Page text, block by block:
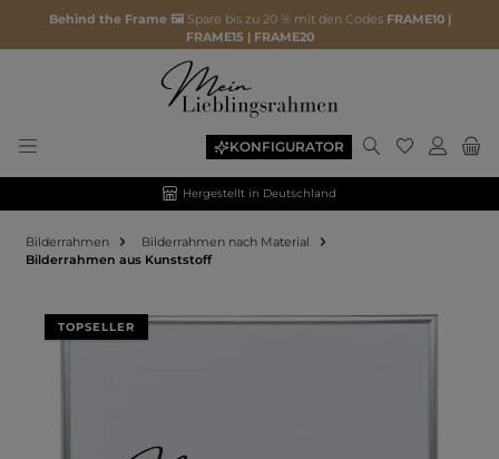
Behind the Frame 🖼️ Spare bis zu 20 % mit den Codes FRAME10 |
FRAME15 | FRAME20
KONFIGURATOR
Hergestellt in Deutschland
Bilderrahmen
Bilderrahmen nach Material
Bilderrahmen aus Kunststoff
Bildergalerie überspringen
TOPSELLER